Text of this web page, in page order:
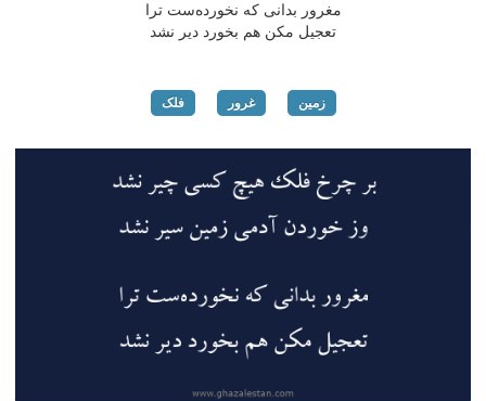
مغرور بدانی که نخورده‌ست ترا
تعجیل مکن هم بخورد دیر نشد
زمین غرور فلک